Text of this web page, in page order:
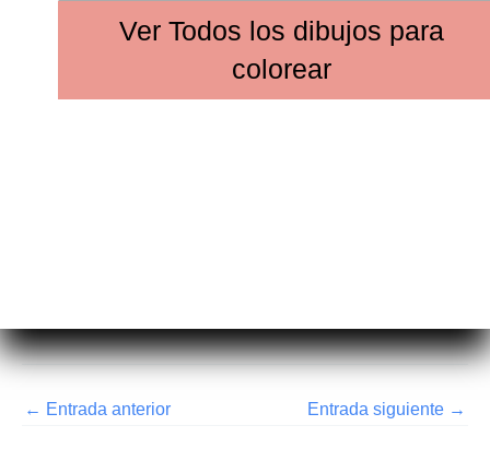
Ver Todos los dibujos para
colorear
← Entrada anterior Entrada siguiente →